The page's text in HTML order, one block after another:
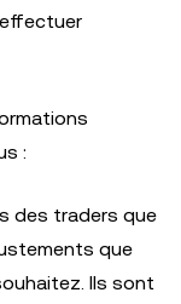
:
des traders que
que
Ils sont